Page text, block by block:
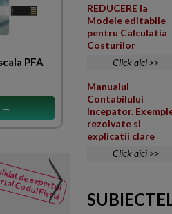
PFA
→
de expertul
Codul Fiscal
Fiscal
REDUCERE la
Modele editabile
pentru Calculatia
Costurilor
Click aici >>
Manualul
Contabilului
Incepator.
rezolvate si
explicatii clare
Click aici >>